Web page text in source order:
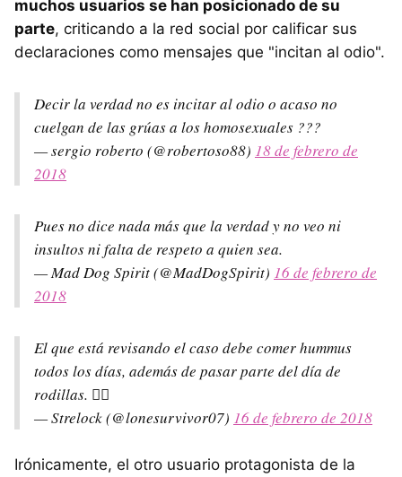
muchos usuarios se han posicionado de su
parte, criticando a la red social por calificar sus
declaraciones como mensajes que "incitan al odio".
Decir la verdad no es incitar al odio o acaso no
cuelgan de las grúas a los homosexuales ???
— sergio roberto (@robertoso88) 18 de febrero de
2018
Pues no dice nada más que la verdad y no veo ni
insultos ni falta de respeto a quien sea.
— Mad Dog Spirit (@MadDogSpirit) 16 de febrero de
2018
El que está revisando el caso debe comer hummus
todos los días, además de pasar parte del día de
rodillas. 🤦‍♂️
— Strelock (@lonesurvivor07) 16 de febrero de 2018
Irónicamente, el otro usuario protagonista de la